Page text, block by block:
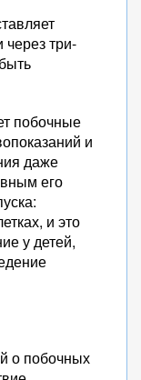
три-
побочные
и
даже
его
и это
у детей,
о побочных